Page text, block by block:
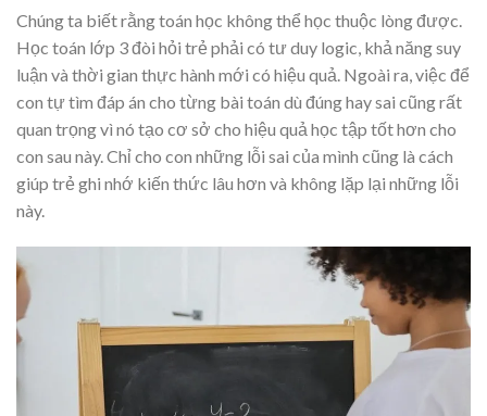
Chúng ta biết rằng toán học không thể học thuộc lòng được.
Học toán lớp 3 đòi hỏi trẻ phải có tư duy logic, khả năng suy
luận và thời gian thực hành mới có hiệu quả. Ngoài ra, việc để
con tự tìm đáp án cho từng bài toán dù đúng hay sai cũng rất
quan trọng vì nó tạo cơ sở cho hiệu quả học tập tốt hơn cho
con sau này. Chỉ cho con những lỗi sai của mình cũng là cách
giúp trẻ ghi nhớ kiến thức lâu hơn và không lặp lại những lỗi
này.